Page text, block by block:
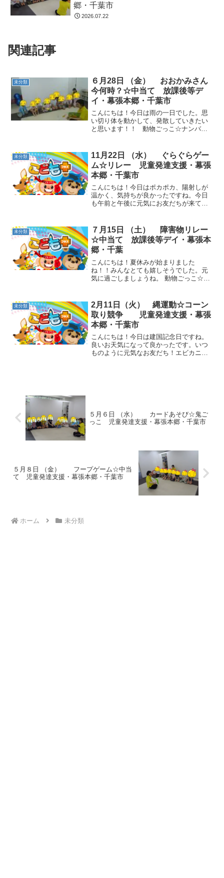
郷・千葉市
2026.07.22
関連記事
未分類
６月28日 （金） おおかみさん
今何時？☆中当て 放課後等デ
イ・幕張本郷・千葉市
こんにちは！今日は雨の一日でした。思
い切り体を動かして、発散していきたい
と思います！！ 動物ごっこ☆ナンバー
ました。 おおかみさん今何時？☆「３
時！」と言われたら３...
未分類
11月22日 （水） ぐらぐらゲー
ム☆リレー 児童発達支援・幕張
本郷・千葉市
こんにちは！今日はポカポカ、陽射しが
温かく、気持ちが良かったですね。今日
も午前と午後に元気にお友だちが来てく
そうに見ていたお友だち！教室にある恐
竜の人形と照らし...
未分類
７月15日 （土） 障害物リレー
☆中当て 放課後等デイ・幕張本
郷・千葉
こんにちは！夏休みが始まりました
ね！！みんなとても嬉しそうでした。元
気に過ごしましょうね。 動物ごっこ☆フ
してゴールしました！やり方も変えてい
き、対応力を養っていきま...
未分類
2月11日（火） 縄運動☆コーン
取り競争 児童発達支援・幕張
本郷・千葉市
こんにちは！今日は建国記念日ですね。
良いお天気になって良かったです。いつ
ものように元気なお友だち！エビカニク
５月６日 （水） カードあそび☆鬼ご
っこ 児童発達支援・幕張本郷・千葉市
５月８日 （金） フープゲーム☆中当
て 児童発達支援・幕張本郷・千葉市
ホーム 未分類